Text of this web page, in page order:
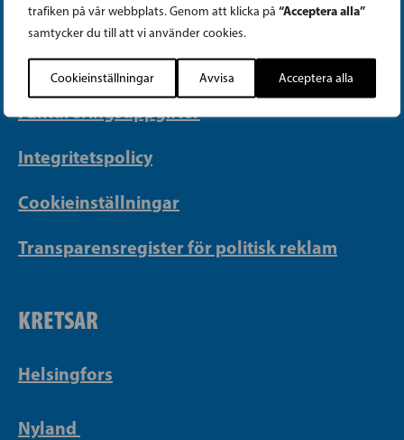
trafiken på vår webbplats. Genom att klicka på “Acceptera alla”
samtycker du till att vi använder cookies.
Cookieinställningar Avvisa Acceptera alla
PB 430, 00101 Helsingfors
Georgsgatan 27, 00100 Helsingfors
info@sfp.fi
Faktureringsuppgifter
Integritetspolicy
Cookieinställningar
Transparensregister för politisk reklam
KRETSAR
Helsingfors
Nyland